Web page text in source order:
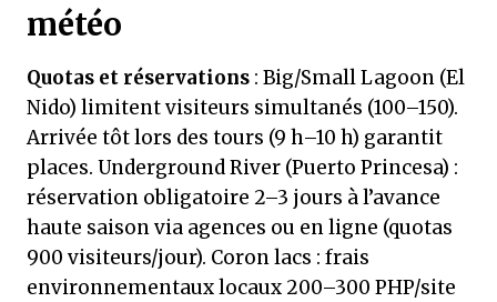
météo
Quotas et réservations : Big/Small Lagoon (El
Nido) limitent visiteurs simultanés (100–150).
Arrivée tôt lors des tours (9 h–10 h) garantit
places. Underground River (Puerto Princesa) :
réservation obligatoire 2–3 jours à l’avance
haute saison via agences ou en ligne (quotas
900 visiteurs/jour). Coron lacs : frais
environnementaux locaux 200–300 PHP/site